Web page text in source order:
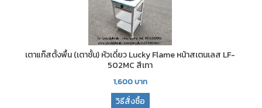
เตาแก๊สตั้งพื้น (เตาชั้น) หัวเดี่ยว Lucky Flame หน้าสเตนเลส LF-
502MC สีเทา
1,600บาท
วิธีสั่งซื้อ